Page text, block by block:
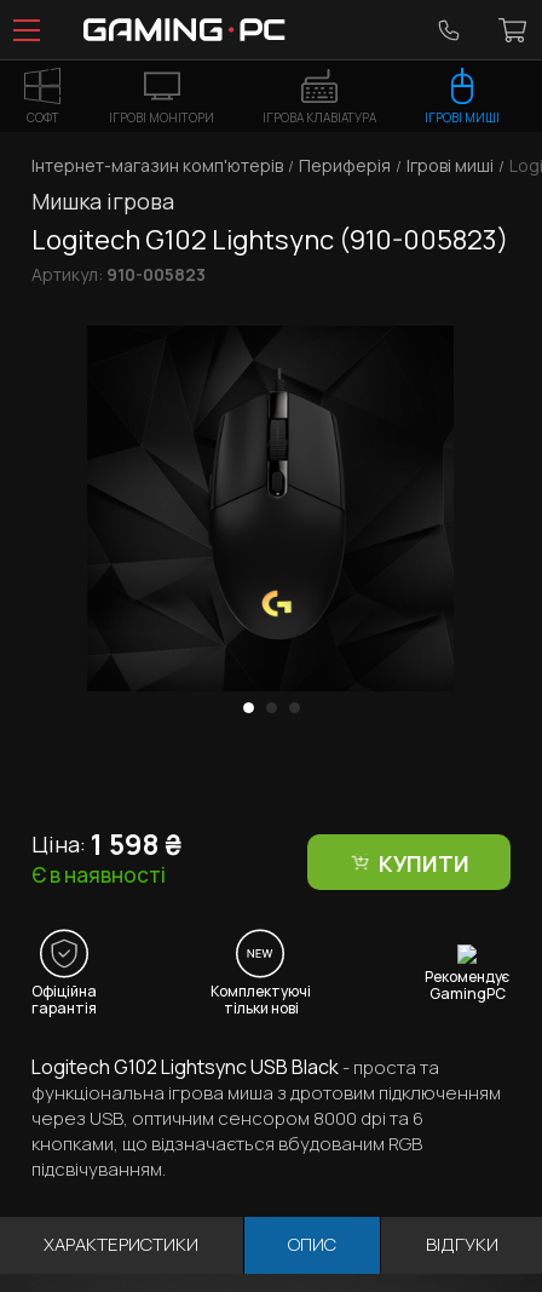
СОФТ ІГРОВІ МОНІТОРИ ІГРОВА КЛАВІАТУРА ІГРОВІ МИШІ
Інтернет-магазин комп'ютерів Периферія Ігрові миші
Мишка ігрова
Logitech G102 Lightsync (910-005823)
Артикул: 910-005823
Logitech G102 Lightsync USB Black- проста та
функціональна ігрова миша з дротовим підключенням
через USB, оптичним сенсором 8000 dpi та 6
кнопками, що відзначається вбудованим RGB
підсвічуванням.
Офіційна
гарантія
Комплектуючі
тільки нові
Рекомендує
GamingPC
Ціна: 1 598₴
Є в наявності КУПИТИ
ХАРАКТЕРИСТИКИ ОПИС ВІДГУКИ